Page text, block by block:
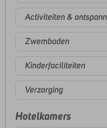
Activiteiten &
Zwembaden
Kinderfaciliteiten
Verzorging
Hotelkamers